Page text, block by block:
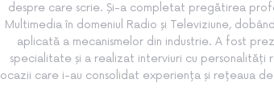
despre care scrie. Și-a completat pregătirea
Multimedia în domeniul Radio și Televiziune,
aplicată a mecanismelor din industrie. A fost
specialitate și a realizat interviuri cu personalități
ocazii care i-au consolidat experiența și rețeaua